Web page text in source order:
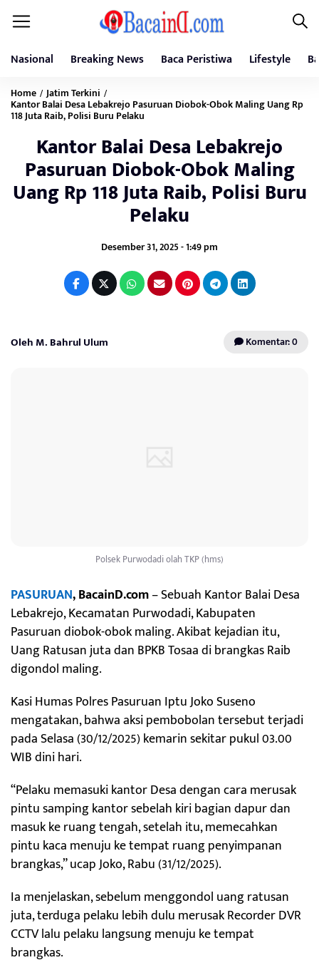
Nasional Breaking News Baca Peristiwa Lifestyle
Home / Jatim Terkini /
Kantor Balai Desa Lebakrejo Pasuruan Diobok-Obok Maling Uang Rp
118 Juta Raib, Polisi Buru Pelaku
Kantor Balai Desa Lebakrejo
Pasuruan Diobok-Obok Maling
Uang Rp 118 Juta Raib, Polisi Buru
Pelaku
Desember 31, 2025 - 1:49 pm
Oleh M. Bahrul Ulum Komentar: 0
Polsek Purwodadi olah TKP (hms)
PASURUAN, BacainD.com– Sebuah Kantor Balai Desa
Lebakrejo, Kecamatan Purwodadi, Kabupaten
Pasuruan diobok-obok maling. Akibat kejadian itu,
Uang Ratusan juta dan BPKB Tosaa di brangkas Raib
digondol maling.
Kasi Humas Polres Pasuruan Iptu Joko Suseno
mengatakan, bahwa aksi pembobolan tersebut terjadi
pada Selasa (30/12/2025) kemarin sekitar pukul 03.00
WIB dini hari.
“Pelaku memasuki kantor Desa dengan cara merusak
pintu samping kantor sebelah kiri bagian dapur dan
masuk ke ruang tengah, setelah itu, memecahkan
pintu kaca menuju ke tempat ruang penyimpanan
brangkas,” ucap Joko, Rabu (31/12/2025).
Ia menjelaskan, sebelum menggondol uang ratusan
juta, terduga pelaku lebih dulu merusak Recorder DVR
CCTV lalu pelaku langsung menuju ke tempat
brangkas.